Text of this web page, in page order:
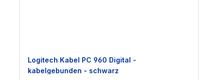
Logitech Kabel PC 960 Digital -
kabelgebunden - schwarz